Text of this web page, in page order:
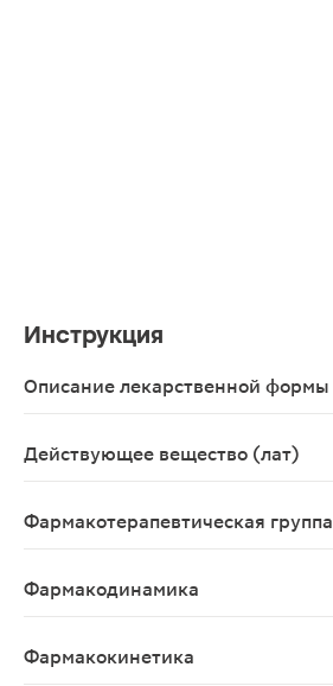
Инструкция
Описание лекарственной формы
Действующее вещество (лат)
Фармакотерапевтическая группа
Фармакодинамика
Фармакокинетика